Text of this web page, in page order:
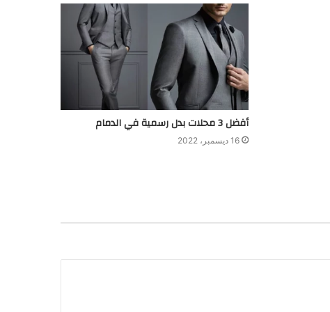
أفضل 3 محلات بدل رسمية في الدمام
16 ديسمبر، 2022